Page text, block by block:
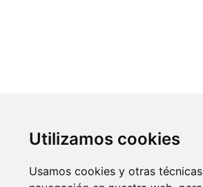
Utilizamos cookies
Usamos cookies y otras